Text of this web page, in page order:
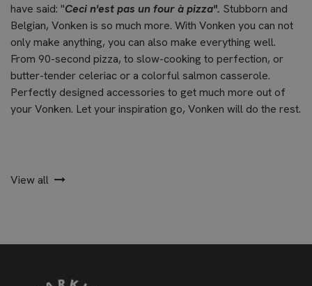
have said: "Ceci n'est pas un four à pizza". Stubborn and
Belgian, Vonken is so much more. With Vonken you can not
only make anything, you can also make everything well.
From 90-second pizza, to slow-cooking to perfection, or
butter-tender celeriac or a colorful salmon casserole.
Perfectly designed accessories to get much more out of
your Vonken. Let your inspiration go, Vonken will do the rest.
View all